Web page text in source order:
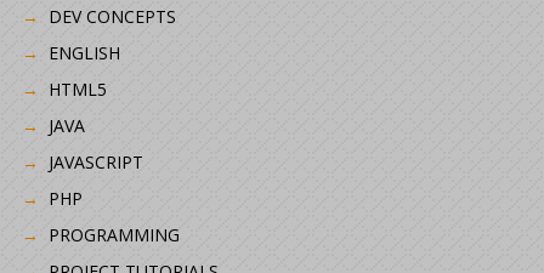
DEV CONCEPTS
ENGLISH
HTML5
JAVA
JAVASCRIPT
PHP
PROGRAMMING